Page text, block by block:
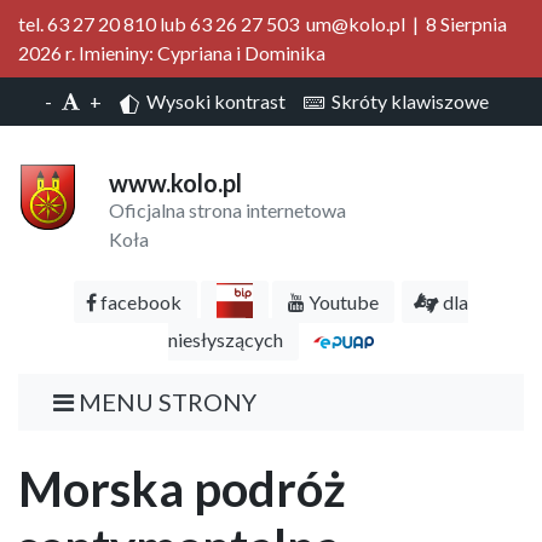
tel. 63 27 20 810 lub 63 26 27 503 um@kolo.pl | 8 Sierpnia
2026 r. Imieniny: Cypriana i Dominika
- + Wysoki kontrast Skróty klawiszowe
www.kolo.pl
Oficjalna strona internetowa
Koła
facebook Youtube
dla
niesłyszących
MENU STRONY
Morska podróż